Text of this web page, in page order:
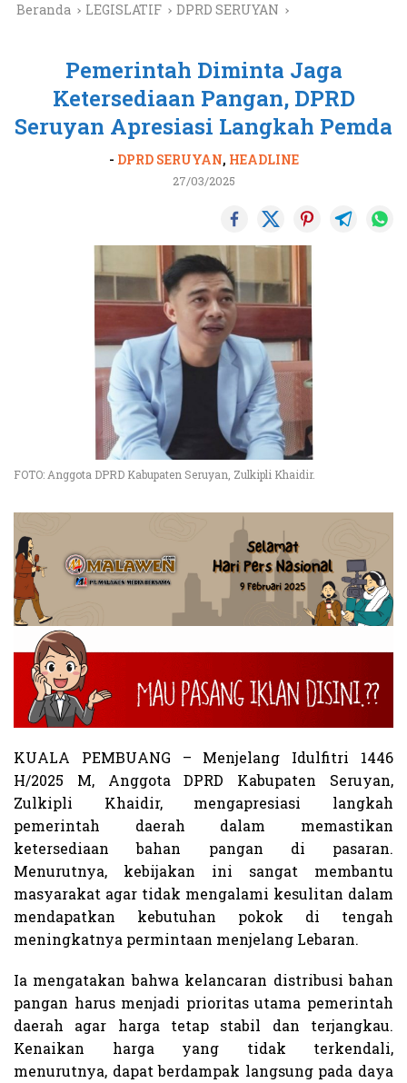
Beranda LEGISLATIF DPRD SERUYAN
Pemerintah Diminta Jaga
Ketersediaan Pangan, DPRD
Seruyan Apresiasi Langkah Pemda
- DPRD SERUYAN, HEADLINE
27/03/2025
FOTO: Anggota DPRD Kabupaten Seruyan, Zulkipli Khaidir.
KUALA PEMBUANG – Menjelang Idulfitri 1446
H/2025 M, Anggota DPRD Kabupaten Seruyan,
Zulkipli Khaidir, mengapresiasi langkah
pemerintah daerah dalam memastikan
ketersediaan bahan pangan di pasaran.
Menurutnya, kebijakan ini sangat membantu
masyarakat agar tidak mengalami kesulitan dalam
mendapatkan kebutuhan pokok di tengah
meningkatnya permintaan menjelang Lebaran.
Ia mengatakan bahwa kelancaran distribusi bahan
pangan harus menjadi prioritas utama pemerintah
daerah agar harga tetap stabil dan terjangkau.
Kenaikan harga yang tidak terkendali,
menurutnya, dapat berdampak langsung pada daya